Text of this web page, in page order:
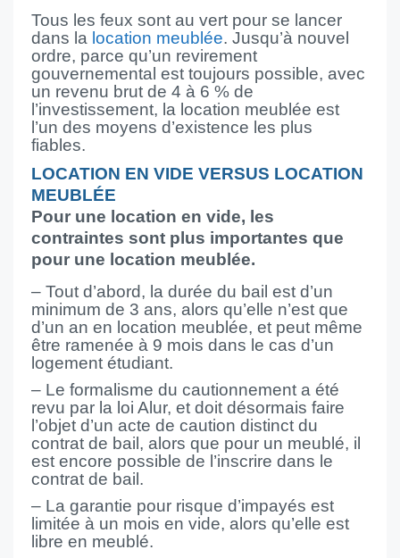
Tous les feux sont au vert pour se lancer
dans la location meublée. Jusqu’à nouvel
ordre, parce qu’un revirement
gouvernemental est toujours possible, avec
un revenu brut de 4 à 6 % de
l’investissement, la location meublée est
l’un des moyens d’existence les plus
fiables.
LOCATION EN VIDE VERSUS LOCATION
MEUBLÉE
Pour une location en vide, les
contraintes sont plus importantes que
pour une location meublée.
– Tout d’abord, la durée du bail est d’un
minimum de 3 ans, alors qu’elle n’est que
d’un an en location meublée, et peut même
être ramenée à 9 mois dans le cas d’un
logement étudiant.
– Le formalisme du cautionnement a été
revu par la loi Alur, et doit désormais faire
l’objet d’un acte de caution distinct du
contrat de bail, alors que pour un meublé, il
est encore possible de l’inscrire dans le
contrat de bail.
– La garantie pour risque d’impayés est
limitée à un mois en vide, alors qu’elle est
libre en meublé.